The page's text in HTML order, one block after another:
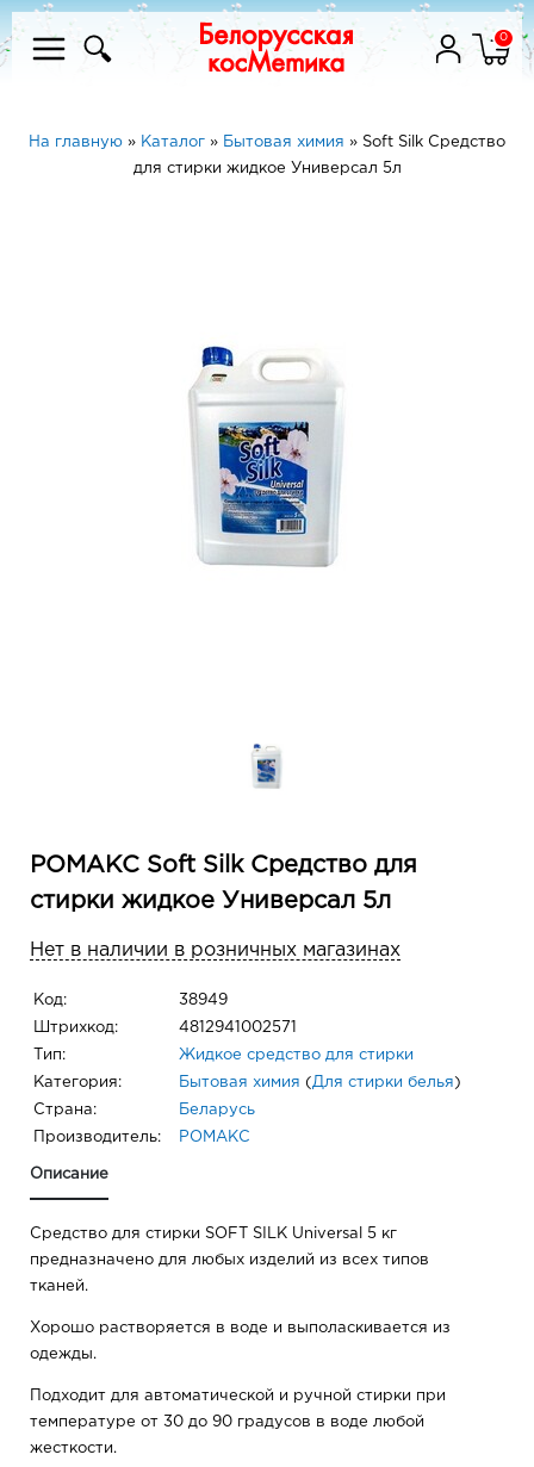
0
На главную » Каталог » Бытовая химия » Soft Silk Средство
для стирки жидкое Универсал 5л
РОМАКС Soft Silk Средство для
стирки жидкое Универсал 5л
Нет в наличии в розничных магазинах
Код: 38949
Штрихкод: 4812941002571
Тип: Жидкое средство для стирки
Категория: Бытовая химия ( Для стирки белья )
Страна: Беларусь
Производитель: РОМАКС
Описание
Средство для стирки SOFT SILK Universal 5 кг
предназначено для любых изделий из всех типов
тканей.
Хорошо растворяется в воде и выполаскивается из
одежды.
Подходит для автоматической и ручной стирки при
температуре от 30 до 90 градусов в воде любой
жесткости.